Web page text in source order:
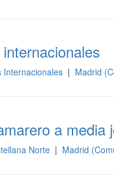
Internacionales | Madrid
a media
Norte | Madrid